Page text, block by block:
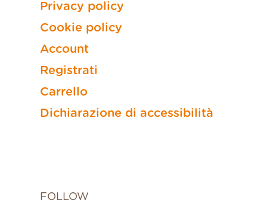
Privacy policy
Cookie policy
Account
Registrati
Carrello
Dichiarazione di accessibilità
FOLLOW